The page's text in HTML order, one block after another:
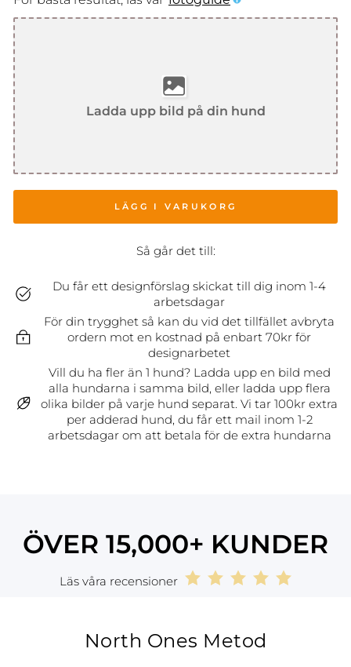
Ladda upp bild på din hund
LÄGG I VARUKORG
Så går det till:
Du får ett designförslag skickat till dig inom 1-4
arbetsdagar
För din trygghet så kan du vid det tillfället avbryta
ordern mot en kostnad på enbart 70kr för
designarbetet
Vill du ha fler än 1 hund? Ladda upp en bild med
alla hundarna i samma bild, eller ladda upp flera
olika bilder på varje hund separat. Vi tar 100kr extra
per adderad hund, du får ett mail inom 1-2
arbetsdagar om att betala för de extra hundarna
ÖVER 15,000+ KUNDER
Läs våra recensioner
North Ones Metod